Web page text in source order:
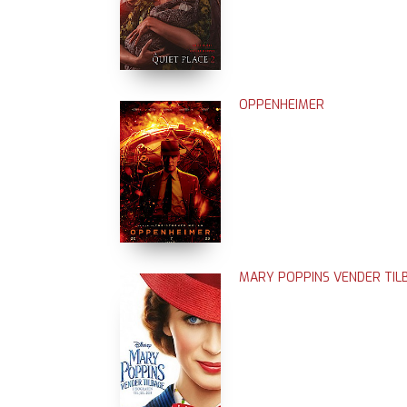
OPPENHEIMER
MARY POPPINS VENDER